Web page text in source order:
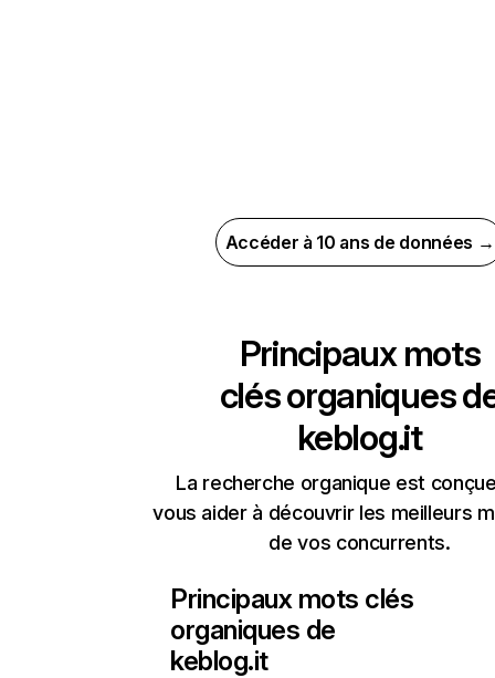
Accéder à 10 ans de données →
Principaux mots
clés organiques
keblog.it
La recherche organique est
vous aider à découvrir les meilleurs
de vos concurrents.
Principaux mots clés
organiques de
keblog.it